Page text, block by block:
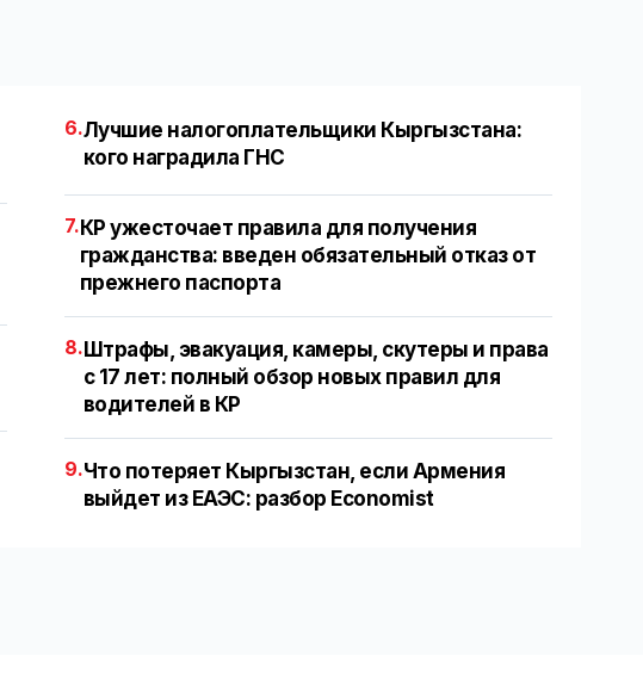
6.Лучшие налогоплательщики Кыргызстана:
кого наградила ГНС
7. КР ужесточает правила для получения
гражданства: введен обязательный отказ от
прежнего паспорта
8. Штрафы, эвакуация, камеры, скутеры и права
с 17 лет: полный обзор новых правил для
водителей в КР
9.Что потеряет Кыргызстан, если Армения
выйдет из ЕАЭС: разбор Economist